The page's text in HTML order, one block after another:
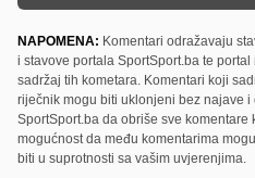
NAPOMENA: Komentari odražavaju
i stavove portala SportSport.ba te
sadržaj tih kometara. Komentari koji
riječnik mogu biti uklonjeni bez najave
SportSport.ba da obriše sve
mogućnost da među komentarima
biti u suprotnosti sa vašim uvjerenjima.